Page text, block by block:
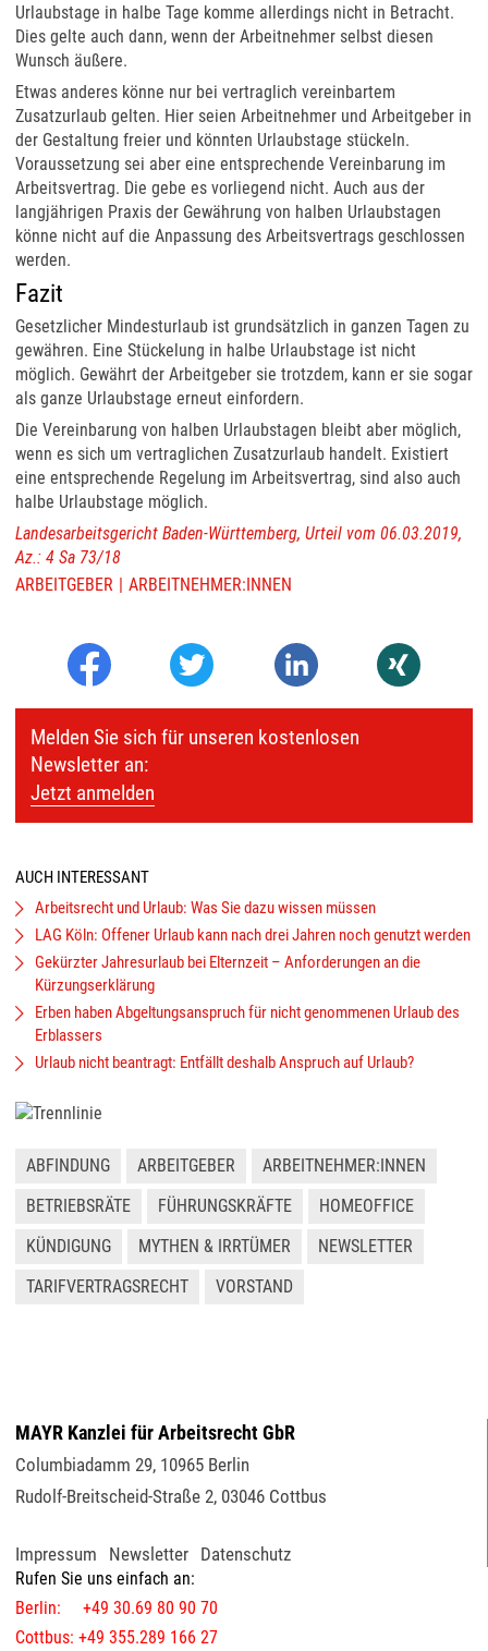
Urlaubstage in halbe Tage komme allerdings nicht in Betracht.
Dies gelte auch dann, wenn der Arbeitnehmer selbst diesen
Wunsch äußere.
Etwas anderes könne nur bei vertraglich vereinbartem
Zusatzurlaub gelten. Hier seien Arbeitnehmer und Arbeitgeber in
der Gestaltung freier und könnten Urlaubstage stückeln.
Voraussetzung sei aber eine entsprechende Vereinbarung im
Arbeitsvertrag. Die gebe es vorliegend nicht. Auch aus der
langjährigen Praxis der Gewährung von halben Urlaubstagen
könne nicht auf die Anpassung des Arbeitsvertrags geschlossen
werden.
Fazit
Gesetzlicher Mindesturlaub ist grundsätzlich in ganzen Tagen zu
gewähren. Eine Stückelung in halbe Urlaubstage ist nicht
möglich. Gewährt der Arbeitgeber sie trotzdem, kann er sie sogar
als ganze Urlaubstage erneut einfordern.
Die Vereinbarung von halben Urlaubstagen bleibt aber möglich,
wenn es sich um vertraglichen Zusatzurlaub handelt. Existiert
eine entsprechende Regelung im Arbeitsvertrag, sind also auch
halbe Urlaubstage möglich.
Landesarbeitsgericht Baden-Württemberg, Urteil vom 06.03.2019,
Az.: 4 Sa 73/18
ARBEITGEBER
ARBEITNEHMER:INNEN
Melden Sie sich für unseren kostenlosen
Newsletter an:
Jetzt anmelden
AUCH INTERESSANT
Arbeitsrecht und Urlaub: Was Sie dazu wissen müssen
LAG Köln: Offener Urlaub kann nach drei Jahren noch genutzt werden
Gekürzter Jahresurlaub bei Elternzeit – Anforderungen an die
Kürzungserklärung
Erben haben Abgeltungsanspruch für nicht genommenen Urlaub des
Erblassers
Urlaub nicht beantragt: Entfällt deshalb Anspruch auf Urlaub?
ABFINDUNG ARBEITGEBER
ARBEITNEHMER:INNEN
BETRIEBSRÄTE
FÜHRUNGSKRÄFTE
HOMEOFFICE
KÜNDIGUNG
MYTHEN & IRRTÜMER
NEWSLETTER
TARIFVERTRAGSRECHT
VORSTAND
MAYR Kanzlei für Arbeitsrecht GbR
Columbiadamm 29, 10965 Berlin
Rudolf-Breitscheid-Straße 2, 03046 Cottbus
Impressum Newsletter Datenschutz
Rufen Sie uns einfach an:
Berlin: +49 30.69 80 90 70
Cottbus: +49 355.289 166 27